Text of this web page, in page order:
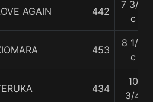
AGAIN 442
7 3/4
c
453
8 1/2
c
434
10
3/4